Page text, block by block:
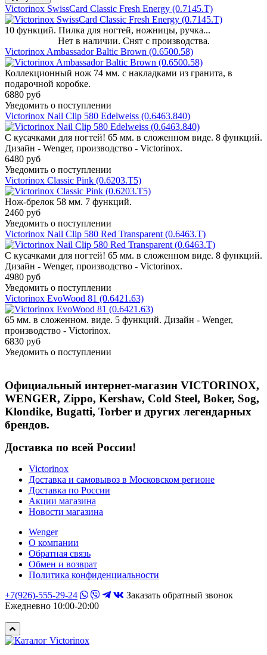
Victorinox SwissCard Classic Fresh Energy (0.7145.T)
10 функций. Пилка для ногтей, ножницы, ручка...
Нет в наличии. Снят с производства.
Victorinox Ambassador Baltic Brown (0.6500.58)
Коллекционный нож 74 мм. с накладками из гранита, в
подарочной коробке.
6880 руб
Уведомить о поступлении
Victorinox Nail Clip 580 Edelweiss (0.6463.840)
С кусачками для ногтей! 65 мм. в сложенном виде. 8 функций.
Дизайн - Wenger, производство - Victorinox.
6480 руб
Уведомить о поступлении
Victorinox Classic Pink (0.6203.T5)
Нож-брелок 58 мм. 7 функций.
2460 руб
Уведомить о поступлении
Victorinox Nail Clip 580 Red Transparent (0.6463.T)
С кусачками для ногтей! 65 мм. в сложенном виде. 8 функций.
Дизайн - Wenger, производство - Victorinox.
4980 руб
Уведомить о поступлении
Victorinox EvoWood 81 (0.6421.63)
65 мм. в сложенном. виде. 5 функций. Дизайн - Wenger,
производство - Victorinox.
6830 руб
Уведомить о поступлении
Официальный интернет-магазин VICTORINOX,
WENGER, Zippo, Kershaw, Cold Steel, Boker, Sog,
Klondike, Bugatti, Torber и других легендарных
брендов.
Доставка по всей России!
Victorinox
Доставка и самовывоз в Московском регионе
Доставка по России
Акции магазина
Новости магазина
Wenger
О компании
Обратная связь
Обмен и возврат
Политика конфиденциальности
+7(926)-555-29-24
Заказать обратный звонок
Ежедневно 10:00-20:00